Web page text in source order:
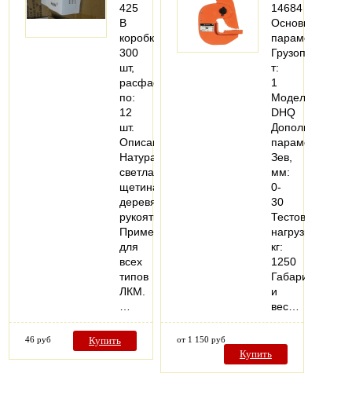
425
В
коробке:
300
шт,
расфасовано
по:
12
шт.
Описание:
Натуральная
светлая
щетина,
деревянная
рукоятка.
Применение:
для
всех
типов
ЛКМ.
46 руб Купить
14684
Основные
параметры
т:
1
Модель:
DHQ
параметры
Зев,
мм:
0-
30
Тестовая
нагрузка,
кг:
1250
Габариты
и
вес…
от 1 150 руб
Купить